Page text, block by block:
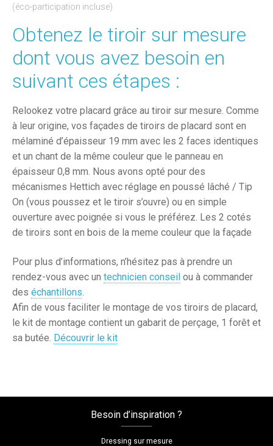
(éco-participation incluse)
Obtenez le tiroir sur mesure
dont vous avez besoin en
suivant ces étapes :
Relookez votre placard grâce au tiroir sur mesure. Comme
à leur origine, vos façades de tiroirs de placard sont en
mélaminé d’épaisseur 19 mm avec les 2 faces identiques
et un chant de la même couleur que le panneau en
épaisseur 0,8 mm. Nous avons opté pour des
mécanismes Hettich avec réglage en poussé lâché / Tip
On (vous poussez et le tiroir s’ouvre) ou en simple
ouverture avec poignée si vous le préférez. Les 2 cotés
de tiroirs sont en bois de la meme couleur que la façade
Pour plus d’informations, n’hésitez pas à prendre un
rendez-vous avec un technicien conseil ou à commander
des échantillons.
Afin de vous faciliter le montage de vos tiroirs de placard,
le kit de montage contient un gabarit de perçage, 1 forêt et
sa butée. Découvrir le kit
Besoin d’inspiration ?
Dressing sur mesure